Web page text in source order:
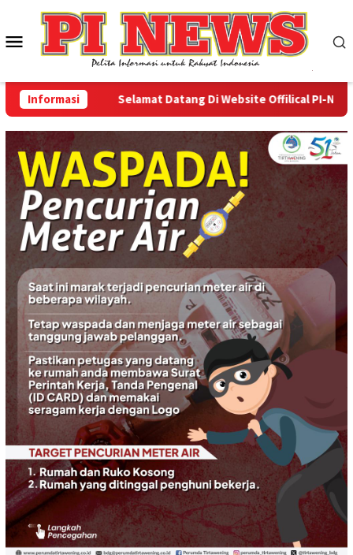
konten
Menu
Mobile
Informasi Selamat Datang Di Website Offilical PI-News